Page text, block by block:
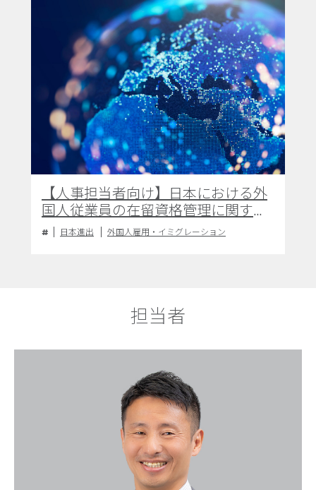
【人事担当者向け】日本における外
国人従業員の在留資格管理に関する
主要な論点と実務上の注意点
日本進出 外国人雇用・イミグレーション
担当者